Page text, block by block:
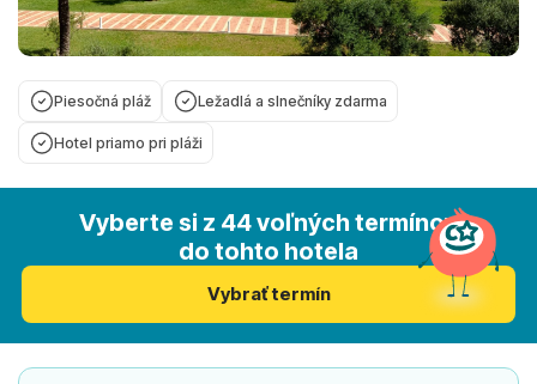
Piesočná pláž Ležadlá a slnečníky zdarma
Hotel priamo pri pláži
Vyberte si z 44 voľných termínov
do tohto hotela
Vybrať termín